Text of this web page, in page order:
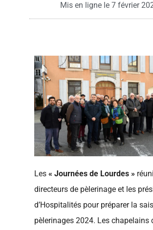
Mis en ligne le 7 février
Les « Journées de Lourdes »
directeurs de pèlerinage et les
d’Hospitalités pour préparer la
pèlerinages 2024. Les chapelains